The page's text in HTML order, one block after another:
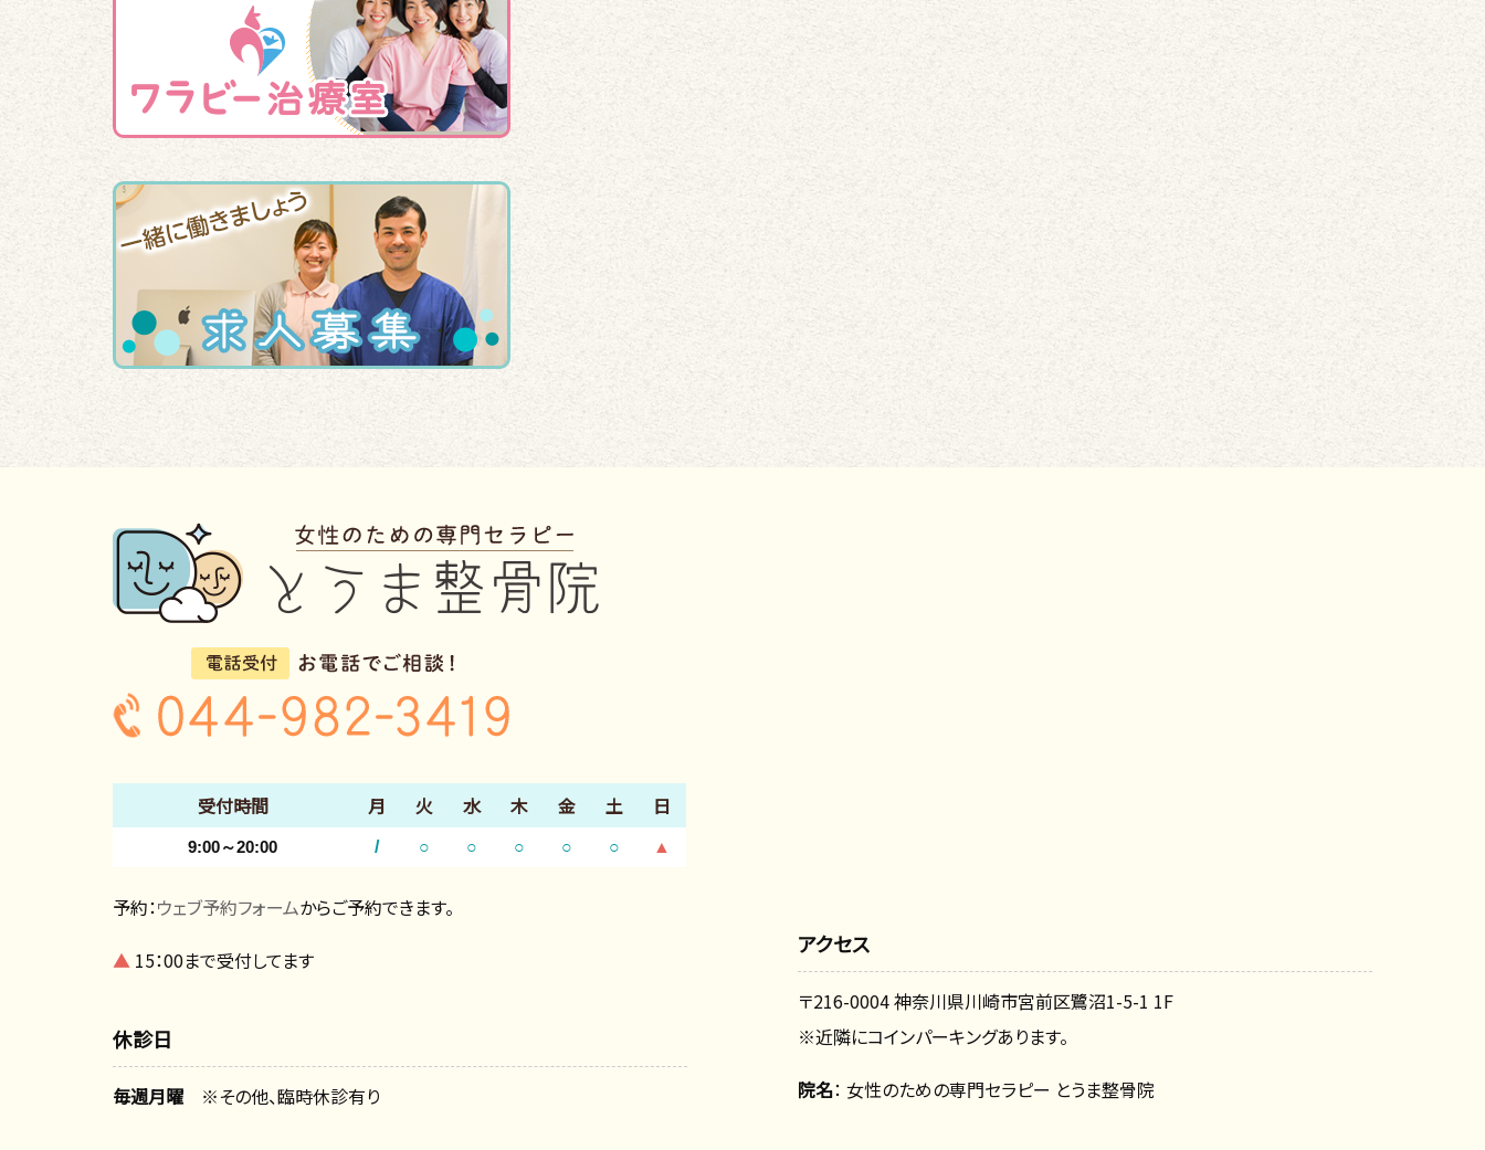
受付時間 月 火 水 木 金 土 日
9:00～20:00 / ○ ○ ○ ○ ○ ▲
予約：ウェブ予約フォームからご予約できます。
▲ 15：00まで受付してます
休診日
毎週月曜 ※その他、臨時休診有り
アクセス
〒216-0004 神奈川県川崎市宮前区鷺沼1-5-1 1F
※近隣にコインパーキングあります。
院名： 女性のための専門セラピー とうま整骨院